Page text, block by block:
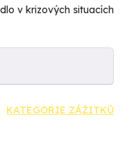
v krizových situacích
KATEGORIE ZÁŽITKŮ